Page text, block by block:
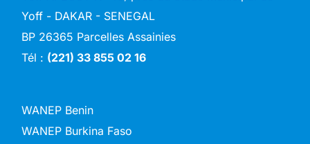
Yoff - DAKAR - SENEGAL
BP 26365 Parcelles Assainies
Tél : (221) 33 855 02 16
WANEP Benin
WANEP Burkina Faso